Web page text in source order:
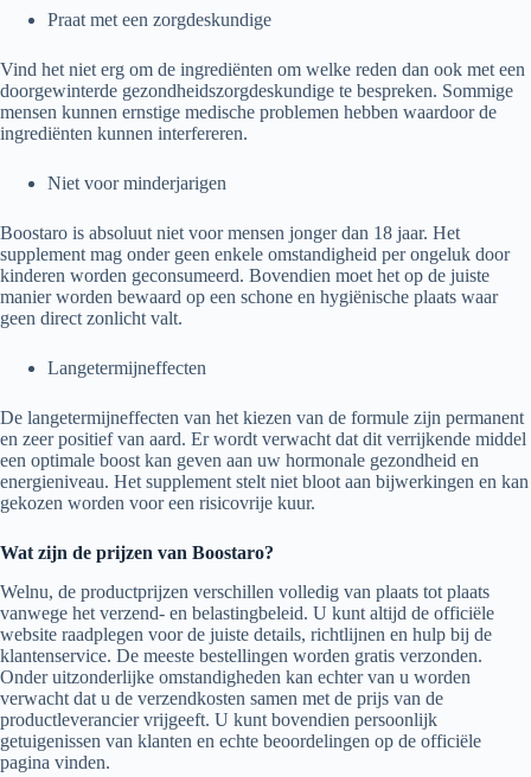
Praat met een zorgdeskundige
Vind het niet erg om de ingrediënten om welke reden dan ook met een
doorgewinterde gezondheidszorgdeskundige te bespreken. Sommige
mensen kunnen ernstige medische problemen hebben waardoor de
ingrediënten kunnen interfereren.
Niet voor minderjarigen
Boostaro is absoluut niet voor mensen jonger dan 18 jaar. Het
supplement mag onder geen enkele omstandigheid per ongeluk door
kinderen worden geconsumeerd. Bovendien moet het op de juiste
manier worden bewaard op een schone en hygiënische plaats waar
geen direct zonlicht valt.
Langetermijneffecten
De langetermijneffecten van het kiezen van de formule zijn permanent
en zeer positief van aard. Er wordt verwacht dat dit verrijkende middel
een optimale boost kan geven aan uw hormonale gezondheid en
energieniveau. Het supplement stelt niet bloot aan bijwerkingen en kan
gekozen worden voor een risicovrije kuur.
Wat zijn de prijzen van Boostaro?
Welnu, de productprijzen verschillen volledig van plaats tot plaats
vanwege het verzend- en belastingbeleid. U kunt altijd de officiële
website raadplegen voor de juiste details, richtlijnen en hulp bij de
klantenservice. De meeste bestellingen worden gratis verzonden.
Onder uitzonderlijke omstandigheden kan echter van u worden
verwacht dat u de verzendkosten samen met de prijs van de
productleverancier vrijgeeft. U kunt bovendien persoonlijk
getuigenissen van klanten en echte beoordelingen op de officiële
pagina vinden.